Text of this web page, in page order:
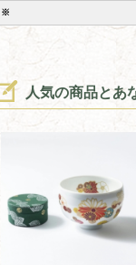
※
人気の商品とあ